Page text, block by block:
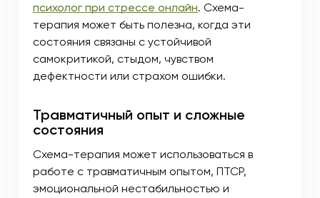
психолог при стрессе онлайн. Схема-
терапия может быть полезна, когда эти
состояния связаны с устойчивой
самокритикой, стыдом, чувством
дефектности или страхом ошибки.
Травматичный опыт и сложные
состояния
Схема-терапия может использоваться в
работе с травматичным опытом, ПТСР,
эмоциональной нестабильностью и